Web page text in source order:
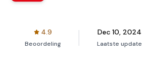
4.9
Beoordeling
Dec 10, 2024
Laatste update